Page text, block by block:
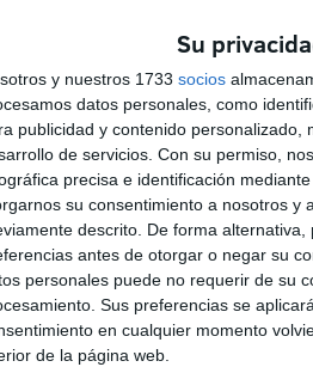
Su
y nuestros 1733 socios
datos personales, como
publicidad y contenido
de servicios. Con su permiso,
precisa e identificación
su consentimiento a nosotros y
descrito. De forma
antes de otorgar o negar su
personales puede no requerir de su
Sus preferencias se
en cualquier momento
de la página web.